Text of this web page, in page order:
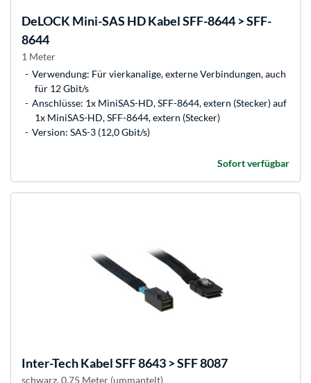
DeLOCK Mini-SAS HD Kabel SFF-8644 > SFF-
8644
1 Meter
Verwendung: Für vierkanalige, externe Verbindungen, auch
für 12 Gbit/s
Anschlüsse: 1x MiniSAS-HD, SFF-8644, extern (Stecker) auf
1x MiniSAS-HD, SFF-8644, extern (Stecker)
Version: SAS-3 (12,0 Gbit/s)
Sofort verfügbar
Inter-TechKabel SFF 8643 > SFF 8087
schwarz, 0,75 Meter (ummantelt)